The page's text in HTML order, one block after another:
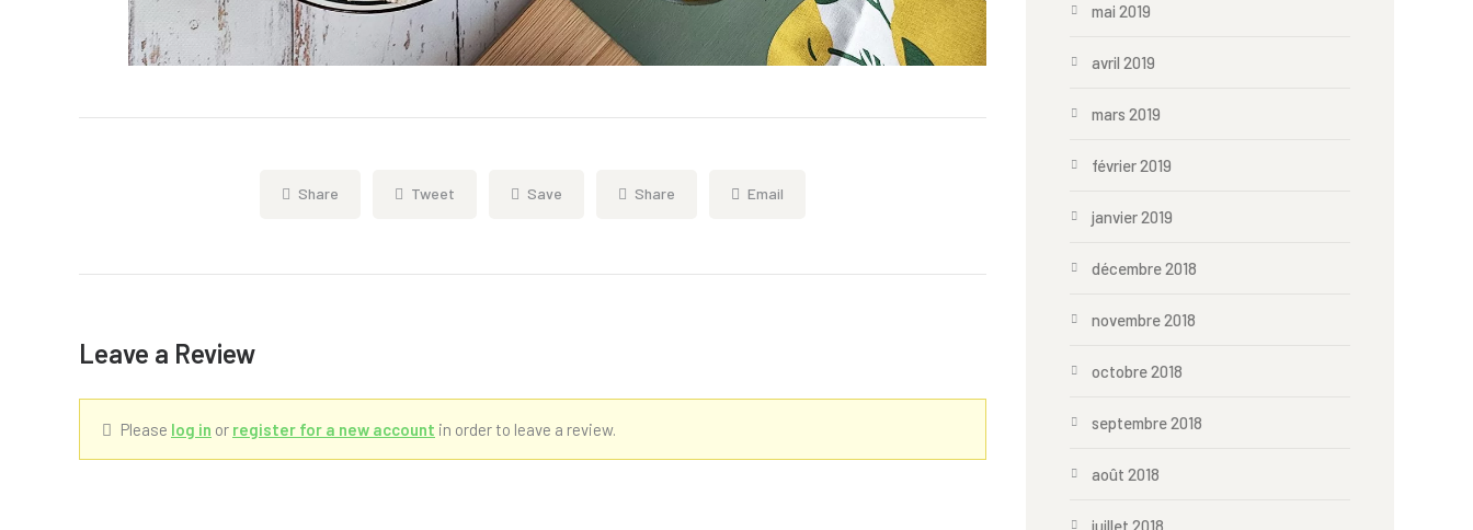
Share Tweet Save Share Email
Leave a Review
Please log in or register for a new account in order to leave a review.
mai 2019
avril 2019
mars 2019
février 2019
janvier 2019
décembre 2018
novembre 2018
octobre 2018
septembre 2018
août 2018
juillet 2018